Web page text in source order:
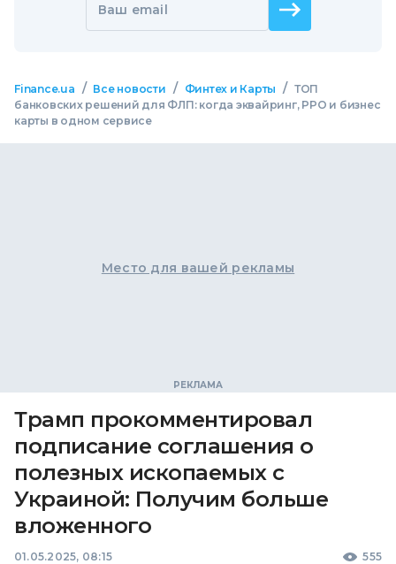
Ваш email
Finance.ua / Все новости / Финтех и Карты / ТОП
банковских решений для ФЛП: когда эквайринг, РРО и бизнес
карты в одном сервисе
Место для вашей рекламы
Трамп прокомментировал
подписание соглашения о
полезных ископаемых с
Украиной: Получим больше
вложенного
01.05.2025, 08:15 555